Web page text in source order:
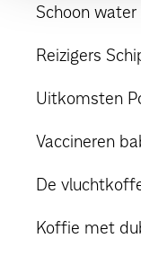
Schoon
Reizigers
Uitkomsten
Vaccineren
De
Koffie met